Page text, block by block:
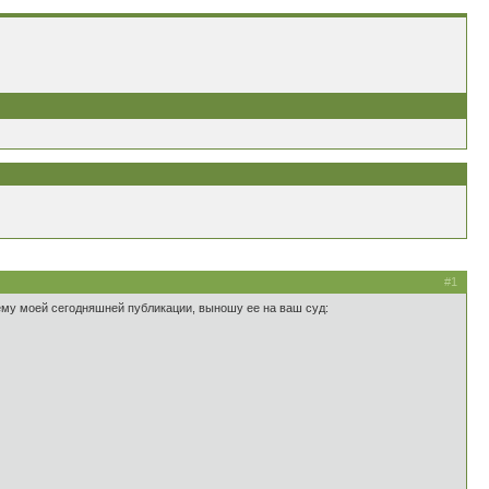
#1
моей сегодняшней публикации, выношу ее на ваш суд: